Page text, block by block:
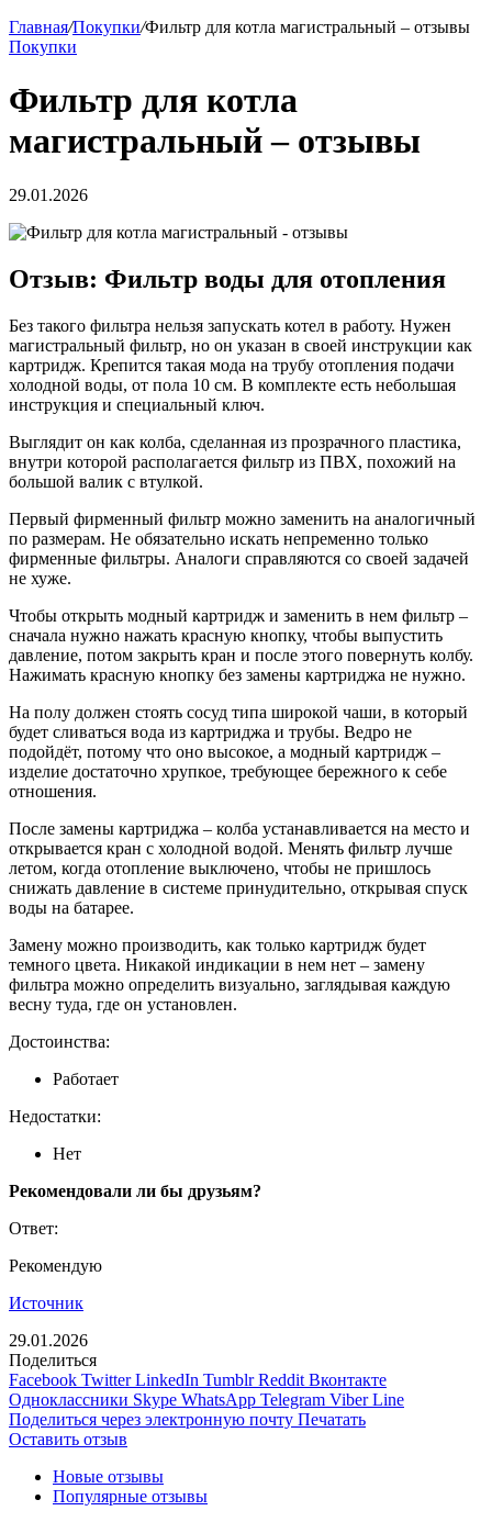
Главная/Покупки/Фильтр для котла магистральный – отзывы
Покупки
Фильтр для котла
магистральный – отзывы
29.01.2026
Отзыв: Фильтр воды для отопления
Без такого фильтра нельзя запускать котел в работу. Нужен
магистральный фильтр, но он указан в своей инструкции как
картридж. Крепится такая мода на трубу отопления подачи
холодной воды, от пола 10 см. В комплекте есть небольшая
инструкция и специальный ключ.
Выглядит он как колба, сделанная из прозрачного пластика,
внутри которой располагается фильтр из ПВХ, похожий на
большой валик с втулкой.
Первый фирменный фильтр можно заменить на аналогичный
по размерам. Не обязательно искать непременно только
фирменные фильтры. Аналоги справляются со своей задачей
не хуже.
Чтобы открыть модный картридж и заменить в нем фильтр –
сначала нужно нажать красную кнопку, чтобы выпустить
давление, потом закрыть кран и после этого повернуть колбу.
Нажимать красную кнопку без замены картриджа не нужно.
На полу должен стоять сосуд типа широкой чаши, в который
будет сливаться вода из картриджа и трубы. Ведро не
подойдёт, потому что оно высокое, а модный картридж –
изделие достаточно хрупкое, требующее бережного к себе
отношения.
После замены картриджа – колба устанавливается на место и
открывается кран с холодной водой. Менять фильтр лучше
летом, когда отопление выключено, чтобы не пришлось
снижать давление в системе принудительно, открывая спуск
воды на батарее.
Замену можно производить, как только картридж будет
темного цвета. Никакой индикации в нем нет – замену
фильтра можно определить визуально, заглядывая каждую
весну туда, где он установлен.
Достоинства:
Работает
Недостатки:
Нет
Рекомендовали ли бы друзьям?
Ответ:
Рекомендую
Источник
29.01.2026
Поделиться
Facebook Twitter LinkedIn Tumblr Reddit Вконтакте
Одноклассники Skype WhatsApp Telegram Viber Line
Поделиться через электронную почту Печатать
Оставить отзыв
Новые отзывы
Популярные отзывы